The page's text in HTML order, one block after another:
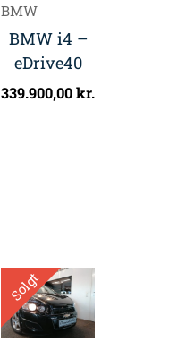
BMW
BMW i4 –
eDrive40
339.900,00kr.
Solgt